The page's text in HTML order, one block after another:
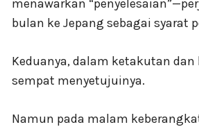
menawarkan
bulan ke Jepang sebagai syarat
Keduanya, dalam ketakutan
sempat menyetujuinya.
Namun pada malam